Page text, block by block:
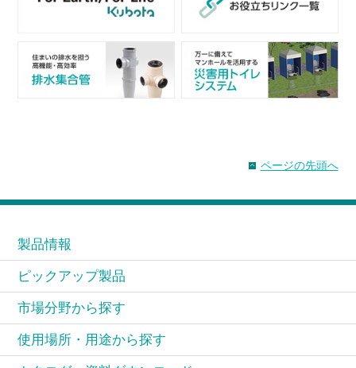
ページの先頭へ
製品情報
ピックアップ製品
市場分野から探す
使用場所・用途から探す